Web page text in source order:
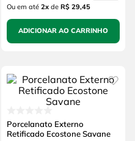
Ou em até 2xde R$ 29,45
ADICIONAR AO CARRINHO
Porcelanato Externo
Retificado Ecostone Savane